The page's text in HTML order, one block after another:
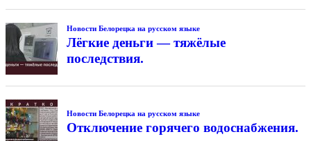
Новости Белорецка на русском языке
Лёгкие деньги — тяжёлые
последствия.
Новости Белорецка на русском языке
Отключение горячего водоснабжения.